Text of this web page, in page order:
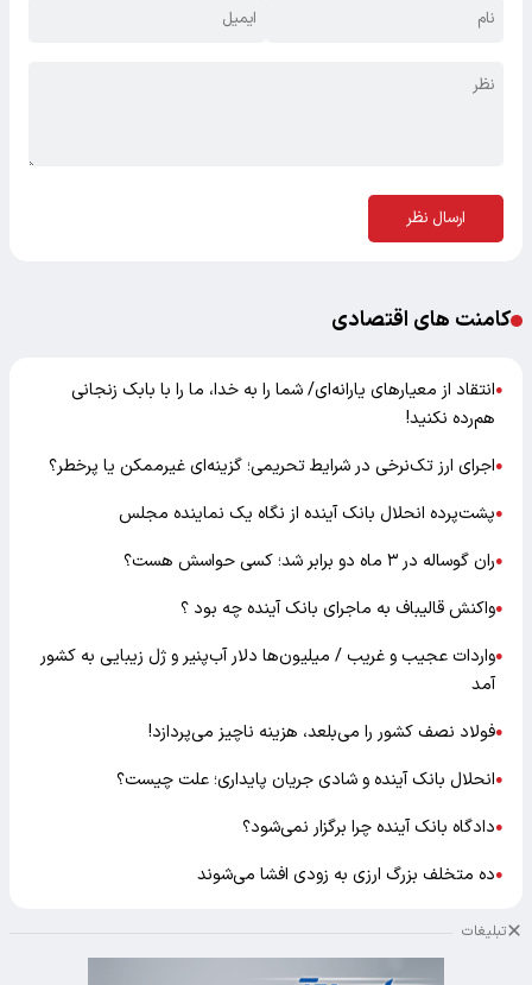
ارسال نظر
کامنت های اقتصادی
●انتقاد از معیارهای یارانه‌ای/ شما را به خدا، ما را با بابک زنجانی
هم‌رده نکنید!
●اجرای ارز تک‌نرخی در شرایط تحریمی؛ گزینه‌ای غیرممکن یا پرخطر؟
●پشت‌پرده انحلال بانک آینده از نگاه یک نماینده مجلس
●ران گوساله در ۳ ماه دو برابر شد؛ کسی حواسش هست؟
●واکنش قالیباف به ماجرای بانک آینده چه بود ؟
●واردات عجیب و غریب / میلیون‌ها دلار آب‌پنیر و ژل زیبایی به کشور
آمد
●فولاد نصف کشور را می‌بلعد، هزینه ناچیز می‌پردازد!
●انحلال بانک آینده و شادی جریان پایداری؛ علت چیست؟
●دادگاه بانک آینده چرا برگزار نمی‌شود؟
●ده متخلف بزرگ ارزی به زودی افشا می‌شوند
تبلیغات